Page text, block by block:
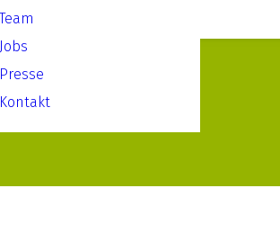
Team
Jobs
Presse
Kontakt